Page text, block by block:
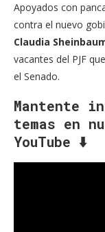
Apoyados con
contra el nuevo
Claudia
vacantes del PJF
el Senado.
Mantente
temas en
YouTube ⬇️